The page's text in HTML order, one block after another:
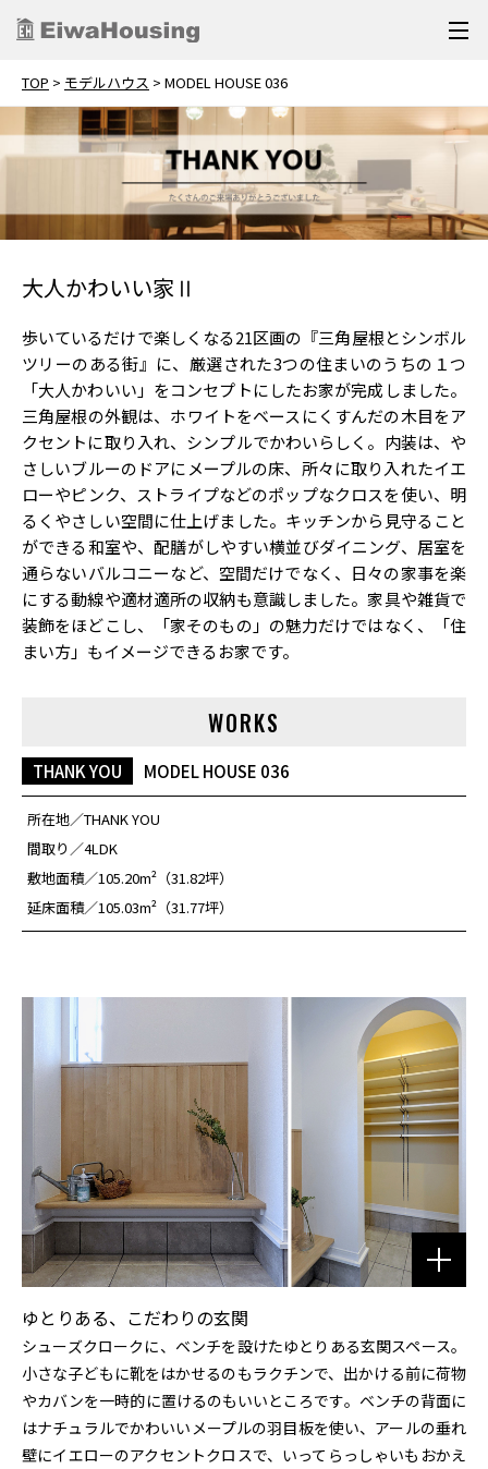
TOP > モデルハウス > MODEL HOUSE 036
大人かわいい家Ⅱ
歩いているだけで楽しくなる21区画の『三角屋根とシンボル
ツリーのある街』に、厳選された3つの住まいのうちの１つ
「大人かわいい」をコンセプトにしたお家が完成しました。
三角屋根の外観は、ホワイトをベースにくすんだの木目をア
クセントに取り入れ、シンプルでかわいらしく。内装は、や
さしいブルーのドアにメープルの床、所々に取り入れたイエ
ローやピンク、ストライプなどのポップなクロスを使い、明
るくやさしい空間に仕上げました。キッチンから見守ること
ができる和室や、配膳がしやすい横並びダイニング、居室を
通らないバルコニーなど、空間だけでなく、日々の家事を楽
にする動線や適材適所の収納も意識しました。家具や雑貨で
装飾をほどこし、「家そのもの」の魅力だけではなく、「住
まい方」もイメージできるお家です。
WORKS
THANK YOU MODEL HOUSE 036
所在地
THANK YOU
間取り
4LDK
敷地面積
105.20m²（31.82坪）
延床面積
105.03m²（31.77坪）
ゆとりある、こだわりの玄関
シューズクロークに、ベンチを設けたゆとりある玄関スペース。
小さな子どもに靴をはかせるのもラクチンで、出かける前に荷物
やカバンを一時的に置けるのもいいところです。ベンチの背面に
はナチュラルでかわいいメープルの羽目板を使い、アールの垂れ
壁にイエローのアクセントクロスで、いってらっしゃいもおかえ